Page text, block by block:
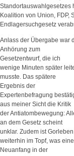
Standortauswahlgesetzes
Koalition von Union, FDP,
Endlagersuchgesetz
Anlass der Übergabe war
Anhörung zum
Gesetzentwurf, die ich
wenige Minuten später
musste. Das spätere
Ergebnis der
Expertenbefragung
aus meiner Sicht die Kritik
der Antiatombewegung:
an dem Gesetz scheint
unklar. Zudem ist Gorleben
weiterhin im Topf, was
Neuanfang in der